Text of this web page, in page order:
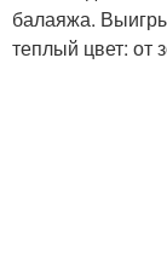
балаяжа.
теплый цвет: от